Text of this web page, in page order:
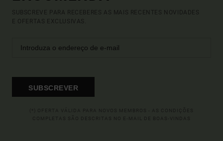
SUBSCREVE PARA RECEBERES AS MAIS RECENTES NOVIDADES
E OFERTAS EXCLUSIVAS.
SUBSCREVER